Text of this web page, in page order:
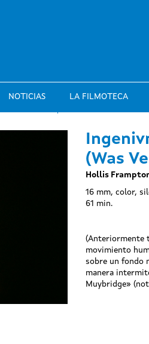
NOTICIAS LA FILMOTECA
(Was
Hollis
16 mm, color,
61 min.
(Anteriormente
movimiento
sobre un fondo
manera
Muybridge»